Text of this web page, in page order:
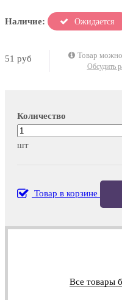
Наличие: Ожидается
51 руб Товар
Обсудить
Количество
шт
Товар в корзине
Все товары